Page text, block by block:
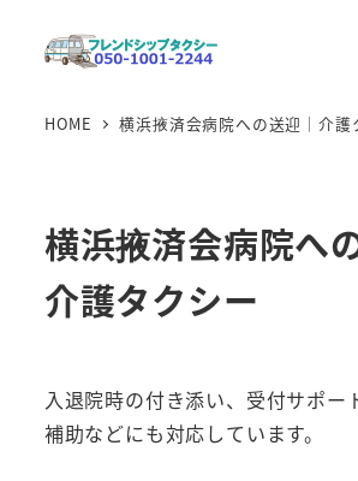
HOME 横浜掖済会病院への送迎｜介護
横浜掖済会病院へ
介護タクシー
入退院時の付き添い、受付サポー
補助などにも対応しています。